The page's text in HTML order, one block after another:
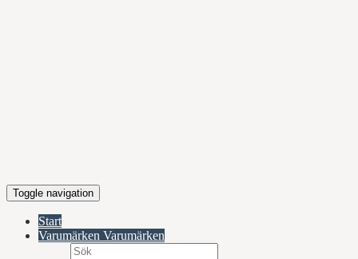
Toggle navigation
Start
Varumärken Varumärken